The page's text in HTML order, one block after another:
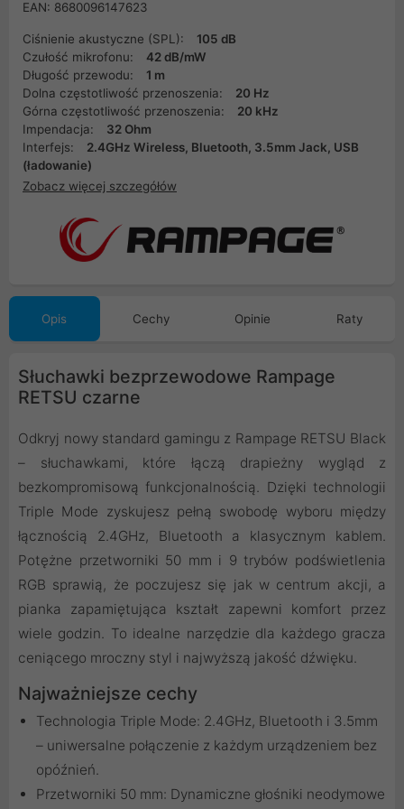
EAN: 8680096147623
Ciśnienie akustyczne (SPL):
105 dB
Czułość mikrofonu:
42 dB/mW
Długość przewodu:
1 m
Dolna częstotliwość przenoszenia:
20 Hz
Górna częstotliwość przenoszenia:
20 kHz
Impendacja:
32 Ohm
Interfejs:
2.4GHz Wireless, Bluetooth, 3.5mm Jack, USB
(ładowanie)
Zobacz więcej szczegółów
Opis Cechy Opinie Raty
Słuchawki bezprzewodowe Rampage
RETSU czarne
Odkryj nowy standard gamingu z Rampage RETSU Black
– słuchawkami, które łączą drapieżny wygląd z
bezkompromisową funkcjonalnością. Dzięki technologii
Triple Mode zyskujesz pełną swobodę wyboru między
łącznością 2.4GHz, Bluetooth a klasycznym kablem.
Potężne przetworniki 50 mm i 9 trybów podświetlenia
RGB sprawią, że poczujesz się jak w centrum akcji, a
pianka zapamiętująca kształt zapewni komfort przez
wiele godzin. To idealne narzędzie dla każdego gracza
ceniącego mroczny styl i najwyższą jakość dźwięku.
Najważniejsze cechy
Technologia Triple Mode: 2.4GHz, Bluetooth i 3.5mm
– uniwersalne połączenie z każdym urządzeniem bez
opóźnień.
Przetworniki 50 mm: Dynamiczne głośniki neodymowe